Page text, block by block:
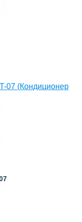
07 (Кондиционер